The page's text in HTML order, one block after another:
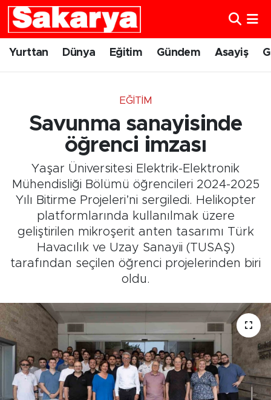
Yurttan Dünya Eğitim Gündem Asayiş
EĞITIM
Savunma sanayisinde
öğrenci imzası
Yaşar Üniversitesi Elektrik-Elektronik
Mühendisliği Bölümü öğrencileri 2024-2025
Yılı Bitirme Projeleri’ni sergiledi. Helikopter
platformlarında kullanılmak üzere
geliştirilen mikroşerit anten tasarımı Türk
Havacılık ve Uzay Sanayii (TUSAŞ)
tarafından seçilen öğrenci projelerinden biri
oldu.
Yurttan
Gündem
Eskişehirspor
Spor
Sağlık
Kültür Sanat
Resmi İlanlar
Söyleşi
Foto Şaka
Eskişehir Nöbetçi Eczaneler
Eskişehir Trafik Yoğunluk Haritası
Süper Lig Puan Durumu ve Fikstür
Tüm Manşetler
Son Dakika Haberleri
Haber Arşivi